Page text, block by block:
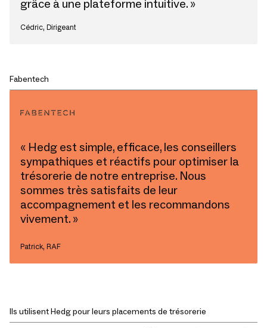
grâce à une plateforme intuitive. »
Cédric, Dirigeant
Fabentech
« Hedg est simple, efficace, les conseillers
sympathiques et réactifs pour optimiser la
trésorerie de notre entreprise. Nous
sommes très satisfaits de leur
accompagnement et les recommandons
vivement. »
Patrick, RAF
Ils utilisent Hedg pour leurs placements de trésorerie